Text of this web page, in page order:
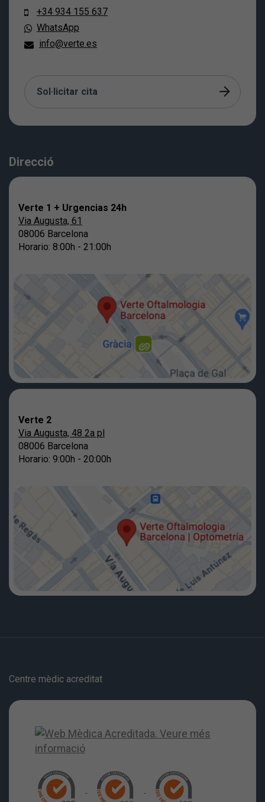
+34 934 155 637
WhatsApp
info@verte.es
Sol·licitar cita
Direcció
Verte 1 + Urgencias 24h
Via Augusta, 61
08006 Barcelona
Horario: 8:00h - 21:00h
Verte 2
Via Augusta, 48 2a pl
08006 Barcelona
Horario: 9:00h - 20:00h
Centre mèdic acreditat